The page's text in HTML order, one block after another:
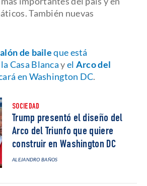
También nuevas
de baileque está
Casa Blancayel Arco del
en Washington DC.
SOCIEDAD
Trump presentó el diseño del
Arco del Triunfo que quiere
construir en Washington DC
ALEJANDRO BAÑOS